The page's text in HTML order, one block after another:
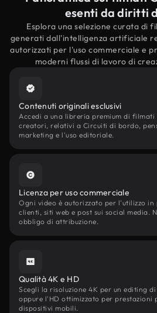
esenti da diritti
Esplora una selezione curata di
generati dall'intelligenza artificiale
autorizzati per l'uso commerciale e
moderni flussi di lavoro di
Contenuti originali esclusivi
Accedi a una libreria premium di
creatori, relativi a Circuiti di bordo,
marketing e l'uso editoriale.
Licenza per uso commerciale
Ogni video è autorizzato per l'utilizzo
clienti, siti web e post sui social media.
obbligo di attribuzione.
Qualità 4K e HD
Scegli la risoluzione 4K per un editing
oppure l'HD ottimizzato per prestazioni
dispositivi mobili.